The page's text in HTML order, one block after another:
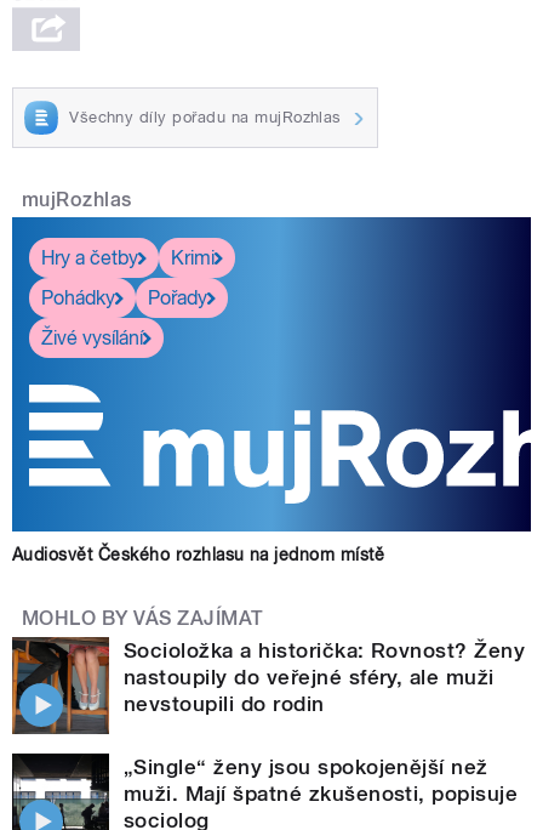
Všechny díly pořadu na mujRozhlas
mujRozhlas
Hry a četby
Krimi
Pohádky
Pořady
Živé vysílání
Audiosvět Českého rozhlasu na jednom místě
MOHLO BY VÁS ZAJÍMAT
Socioložka a historička: Rovnost? Ženy
nastoupily do veřejné sféry, ale muži
nevstoupili do rodin
„Single“ ženy jsou spokojenější než
muži. Mají špatné zkušenosti, popisuje
sociolog